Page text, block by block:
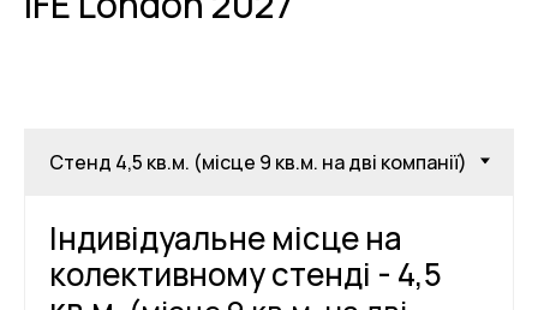
Індивідуальне місце на
колективному стенді - 4,5